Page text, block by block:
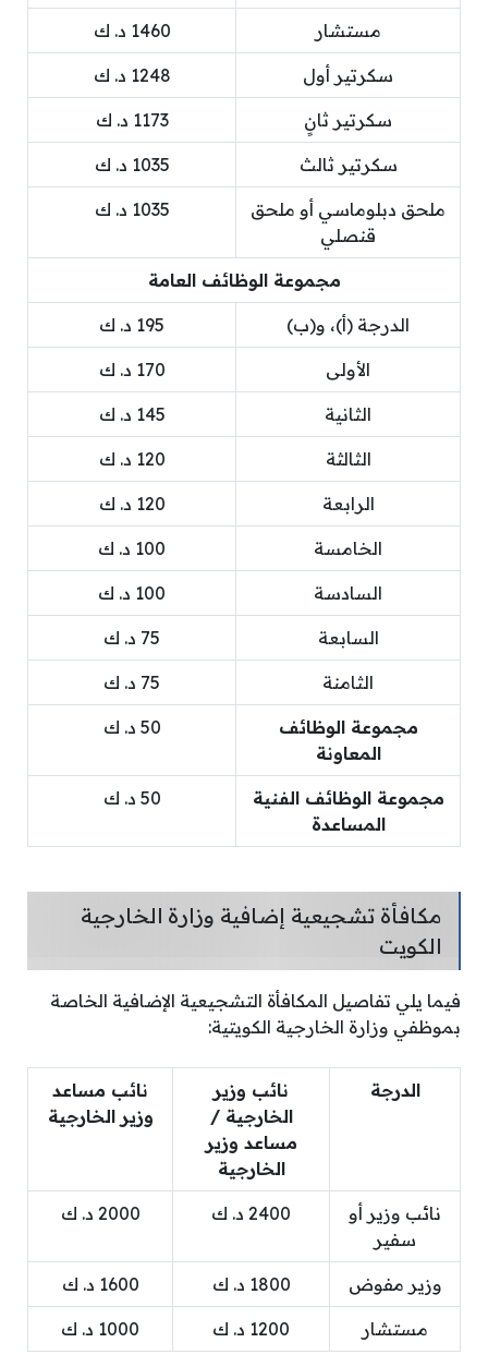
مستشار 1460 د. ك
سكرتير أول 1248 د. ك
سكرتير ثانٍ 1173 د. ك
سكرتير ثالث 1035 د. ك
ملحق دبلوماسي أو ملحق
قنصلي
1035 د. ك
مجموعة الوظائف العامة
الدرجة (أ)، و(ب) 195 د. ك
الأولى 170 د. ك
الثانية 145 د. ك
الثالثة 120 د. ك
الرابعة 120 د. ك
الخامسة 100 د. ك
السادسة 100 د. ك
السابعة 75 د. ك
الثامنة 75 د. ك
مجموعة الوظائف
المعاونة
50 د. ك
مجموعة الوظائف الفنية
المساعدة
50 د. ك
مكافأة تشجيعية إضافية وزارة الخارجية
الكويت
فيما يلي تفاصيل المكافأة التشجيعية الإضافية الخاصة
بموظفي وزارة الخارجية الكويتية:
الدرجة
نائب وزير
الخارجية /
مساعد وزير
الخارجية
نائب مساعد
وزير الخارجية
نائب وزير أو
سفير
2400 د. ك 2000 د. ك
وزير مفوض 1800 د. ك 1600 د. ك
مستشار 1200 د. ك 1000 د. ك